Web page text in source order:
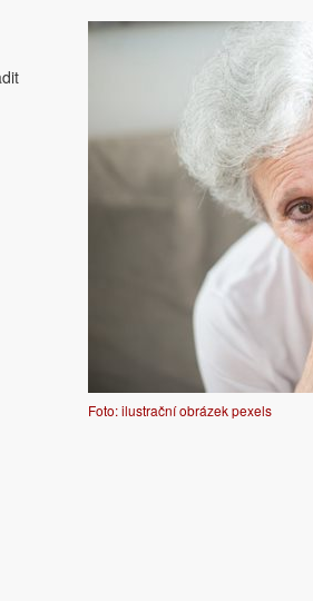
Foto: ilustrační obrázek pexels